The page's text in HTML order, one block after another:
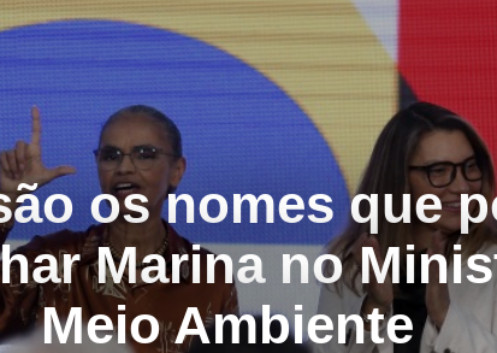
os nomes que
Marina no
Meio Ambiente